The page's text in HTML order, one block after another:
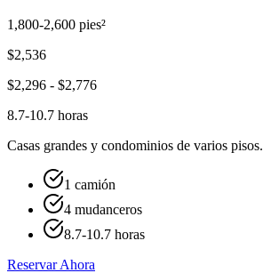
1,800-2,600 pies²
$2,536
$2,296 - $2,776
8.7-10.7 horas
Casas grandes y condominios de varios pisos.
1 camión
4 mudanceros
8.7-10.7 horas
Reservar Ahora